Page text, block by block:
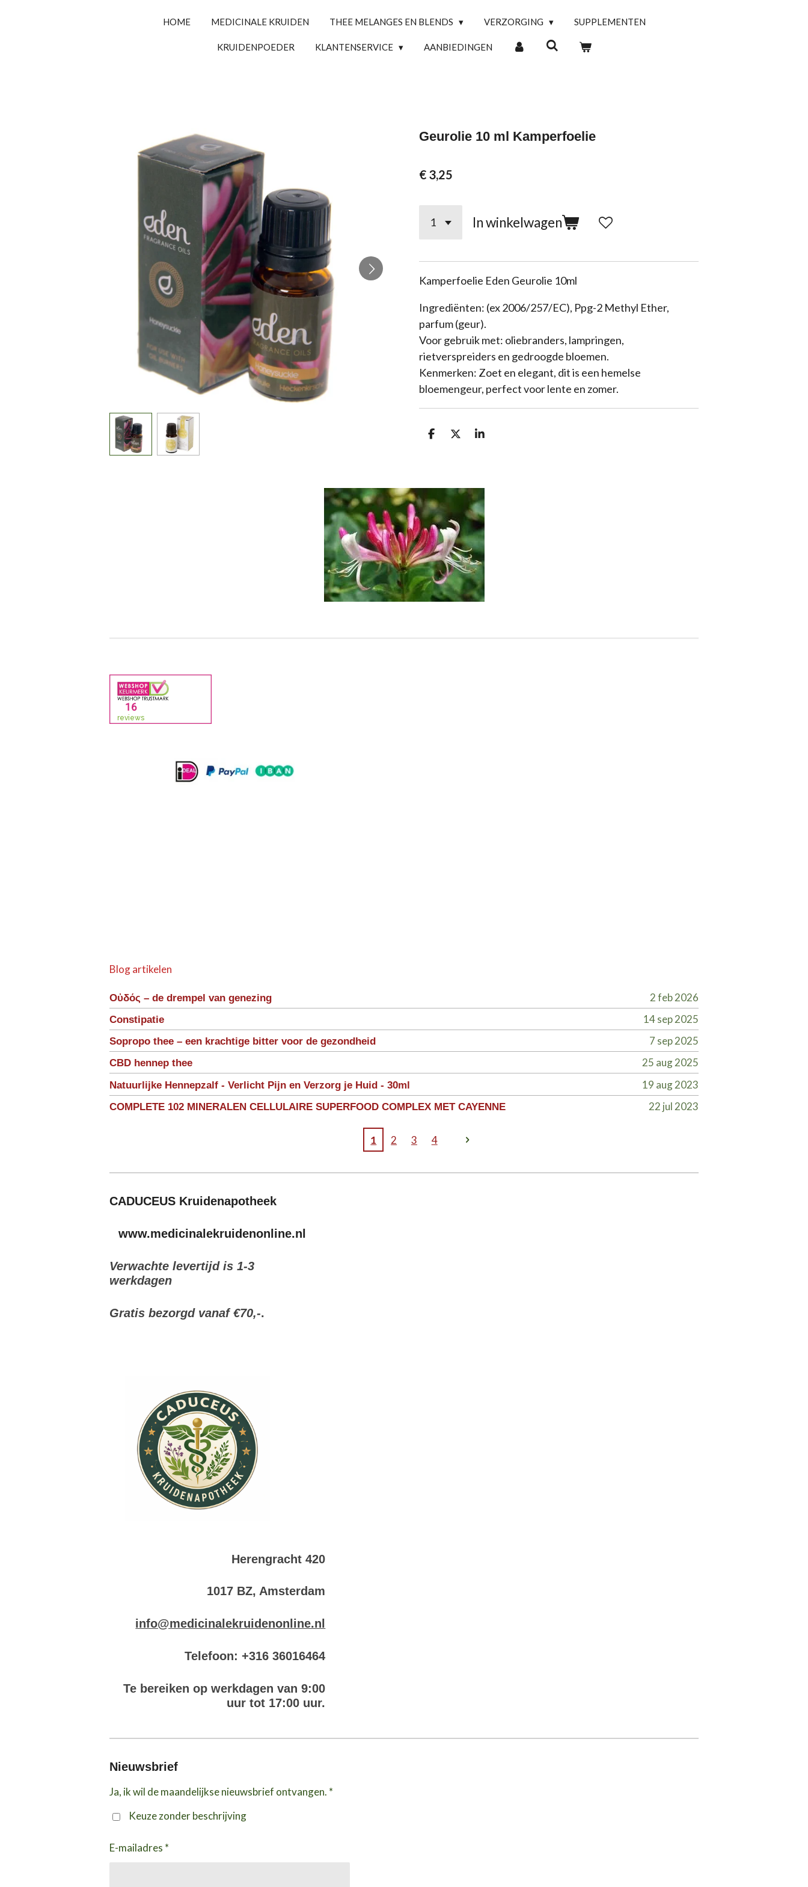
HOME MEDICINALE KRUIDEN THEE MELANGES EN BLENDS VERZORGING SUPPLEMENTEN
KRUIDENPOEDER KLANTENSERVICE AANBIEDINGEN
Geurolie 10 ml Kamperfoelie
€ 3,25
In winkelwagen
Kamperfoelie Eden Geurolie 10ml
Ingrediënten: (ex 2006/257/EC), Ppg-2 Methyl Ether,
parfum (geur).
Voor gebruik met: oliebranders, lampringen,
rietverspreiders en gedroogde bloemen.
Kenmerken: Zoet en elegant, dit is een hemelse
bloemengeur, perfect voor lente en zomer.
D
D
S
Blog artikelen
Οὐδός – de drempel van genezing 2 feb 2026
Constipatie 14 sep 2025
Sopropo thee – een krachtige bitter voor de gezondheid 7 sep 2025
CBD hennep thee 25 aug 2025
Natuurlijke Hennepzalf - Verlicht Pijn en Verzorg je Huid - 30ml 19 aug 2023
COMPLETE 102 MINERALEN CELLULAIRE SUPERFOOD COMPLEX MET CAYENNE 22 jul 2023
1 2 3 4
CADUCEUS Kruidenapotheek
www.medicinalekruidenonline.nl
Verwachte levertijd is 1-3
werkdagen
Gratis bezorgd vanaf €70,-.
Herengracht 420
1017 BZ, Amsterdam
info@medicinalekruidenonline.nl
Telefoon: +316 36016464
Te bereiken op werkdagen van 9:00
uur tot 17:00 uur.
Nieuwsbrief
Ja, ik wil de maandelijkse nieuwsbrief ontvangen. *
Keuze zonder beschrijving
E-mailadres *